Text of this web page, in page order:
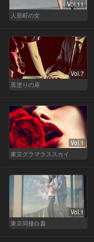
Vol.11
人形町の女
Vol.7
黒塗りの扉
Vol.1
東京グラマラススカイ
Vol.1
東京同棲白書